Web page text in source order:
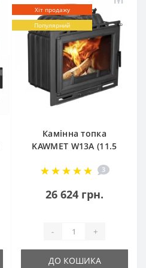
Хіт продажу
Популярний
Камінна топка
KAWMET W13A (11.5
3
26 624 грн.
- +
ДО КОШИКА